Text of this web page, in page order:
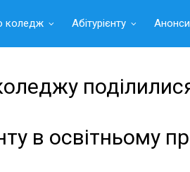
коледж Абітурієнту Анонси
в освітньому